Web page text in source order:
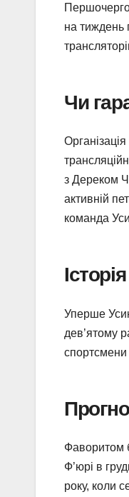
на тиждень
Чи
з Дереком
активній
команда
Уперше
дев’ятому
спортсмени
Фаворитом
Ф’юрі в
року, коли